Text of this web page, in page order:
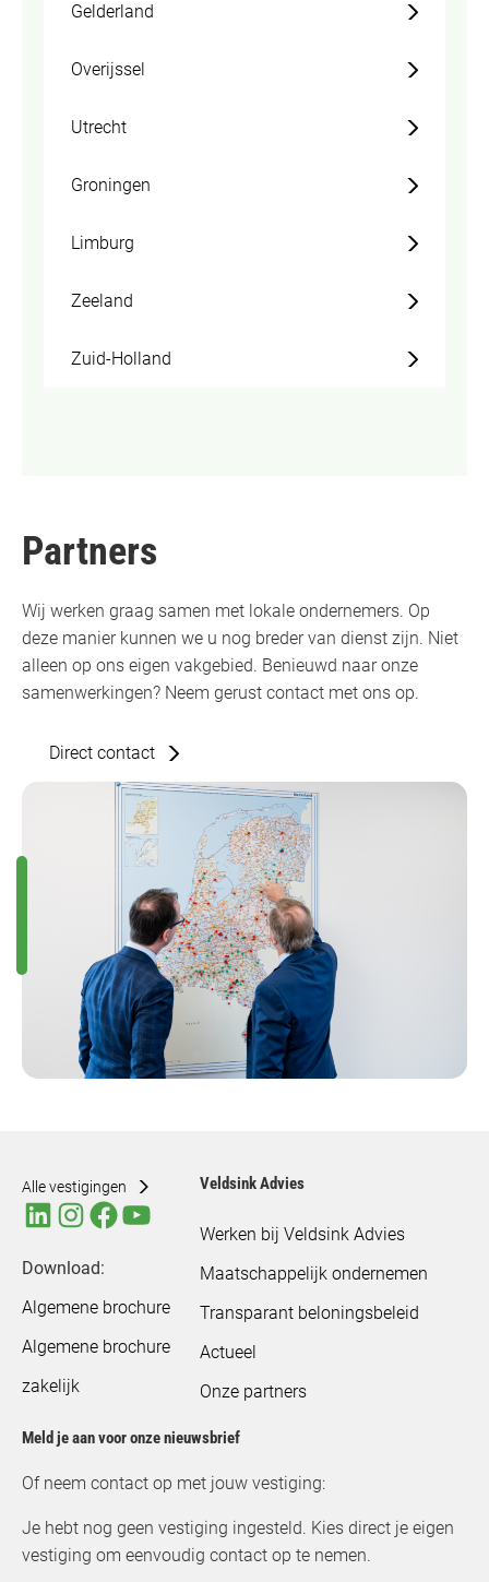
Gelderland
Overijssel
Utrecht
Groningen
Limburg
Zeeland
Zuid-Holland
Partners
Wij werken graag samen met lokale ondernemers. Op
deze manier kunnen we u nog breder van dienst zijn. Niet
alleen op ons eigen vakgebied. Benieuwd naar onze
samenwerkingen? Neem gerust contact met ons op.
Direct contact
Alle vestigingen
Download:
Algemene brochure
Algemene brochure
zakelijk
Veldsink Advies
Werken bij Veldsink Advies
Maatschappelijk ondernemen
Transparant beloningsbeleid
Actueel
Onze partners
Meld je aan voor onze nieuwsbrief
Of neem contact op met jouw vestiging:
Je hebt nog geen vestiging ingesteld. Kies direct je eigen
vestiging om eenvoudig contact op te nemen.